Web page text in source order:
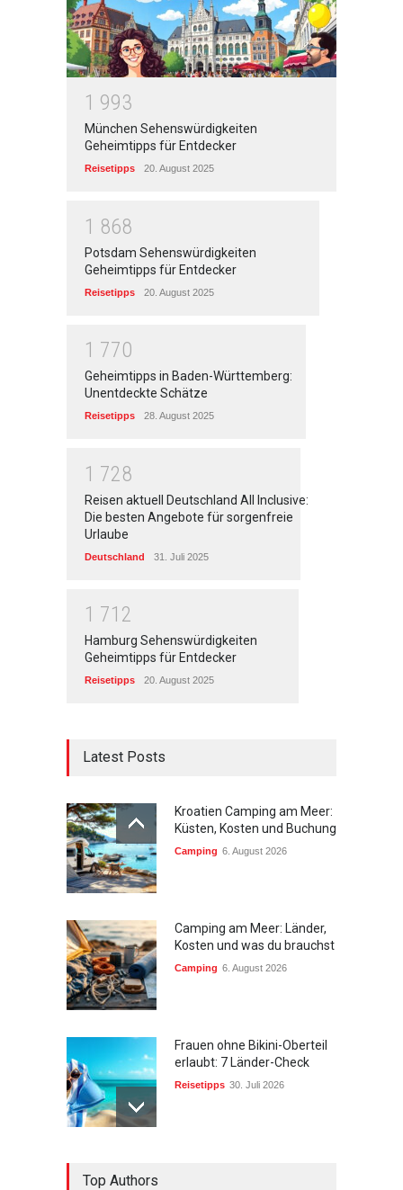
1 993
München Sehenswürdigkeiten
Geheimtipps für Entdecker
Reisetipps 20. August 2025
1 868
Potsdam Sehenswürdigkeiten
Geheimtipps für Entdecker
Reisetipps 20. August 2025
1 770
Geheimtipps in Baden-Württemberg:
Unentdeckte Schätze
Reisetipps 28. August 2025
1 728
Reisen aktuell Deutschland All Inclusive:
Die besten Angebote für sorgenfreie
Urlaube
Deutschland 31. Juli 2025
1 71 2
Hamburg Sehenswürdigkeiten
Geheimtipps für Entdecker
Reisetipps 20. August 2025
Latest Posts
Kroatien Camping am Meer:
Küsten, Kosten und Buchung
Camping 6. August 2026
Camping am Meer: Länder,
Kosten und was du brauchst
Camping 6. August 2026
Frauen ohne Bikini-Oberteil
erlaubt: 7 Länder-Check
Reisetipps 30. Juli 2026
Top Authors